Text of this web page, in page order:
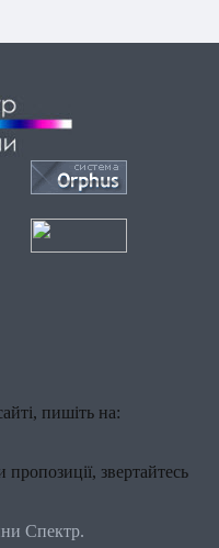
пишіть на:
звертайтесь
Спектр.